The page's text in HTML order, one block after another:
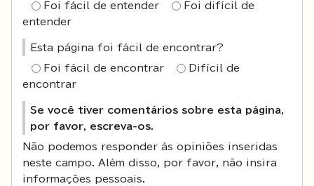
Foi fácil de entender
Foi difícil de
entender
Esta página foi fácil de encontrar?
Foi fácil de encontrar
Difícil de
encontrar
Se você tiver comentários sobre esta página,
por favor, escreva-os.
Não podemos responder às opiniões inseridas
neste campo. Além disso, por favor, não insira
informações pessoais.